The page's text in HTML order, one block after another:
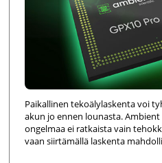
Paikallinen tekoälylaskenta voi
akun jo ennen lounasta.
ongelmaa ei ratkaista vain
vaan siirtämällä laskenta